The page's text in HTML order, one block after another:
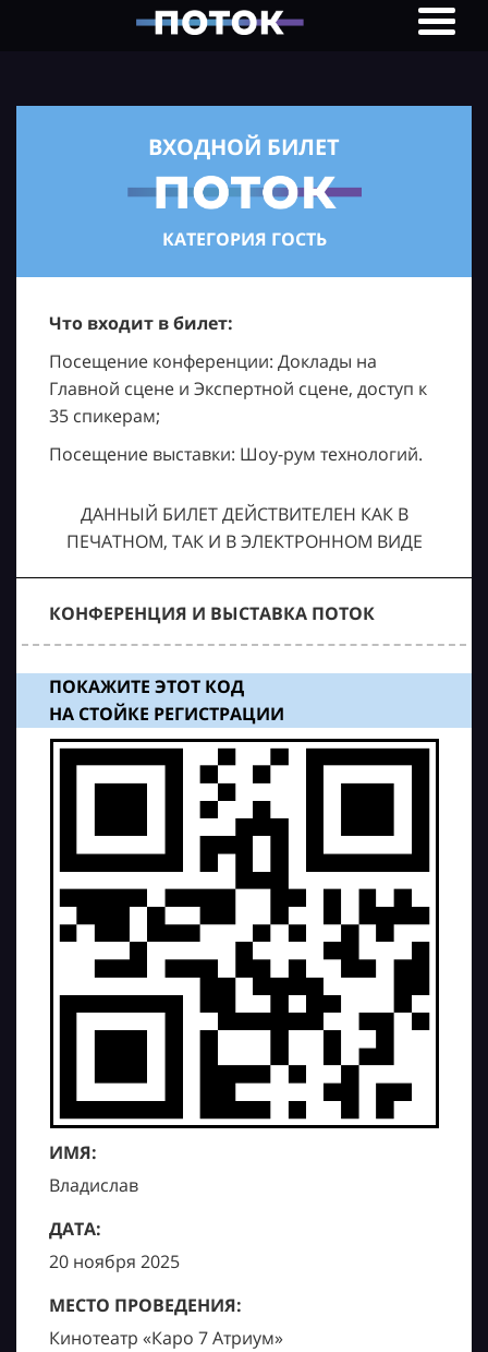
ВХОДНОЙ БИЛЕТ
КАТЕГОРИЯ ГОСТЬ
Что входит в билет:
Посещение конференции: Доклады на
Главной сцене и Экспертной сцене, доступ к
35 спикерам;
Посещение выставки: Шоу-рум технологий.
ДАННЫЙ БИЛЕТ ДЕЙСТВИТЕЛЕН КАК В
ПЕЧАТНОМ, ТАК И В ЭЛЕКТРОННОМ ВИДЕ
КОНФЕРЕНЦИЯ И ВЫСТАВКА ПОТОК
ПОКАЖИТЕ ЭТОТ КОД
НА СТОЙКЕ РЕГИСТРАЦИИ
ИМЯ:
Владислав
ДАТА:
20 ноября 2025
МЕСТО ПРОВЕДЕНИЯ:
Кинотеатр «Каро 7 Атриум»